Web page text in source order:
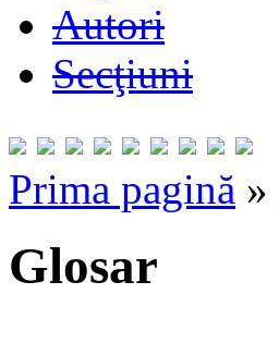
Autori
Secţiuni
Prima pagină »
Glosar